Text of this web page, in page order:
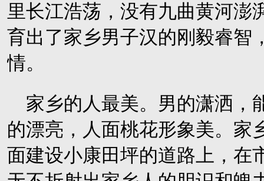
里长江浩荡，没有九曲黄河澎
育出了家乡男子汉的刚毅睿智
情。
家乡的人最美。男的潇洒，
的漂亮，人面桃花形象美。家
面建设小康田坪的道路上，在